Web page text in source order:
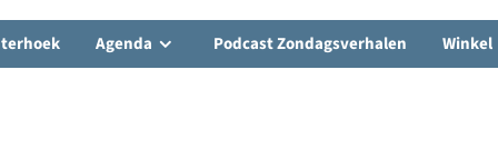
Agenda Podcast Zondagsverhalen Winkel